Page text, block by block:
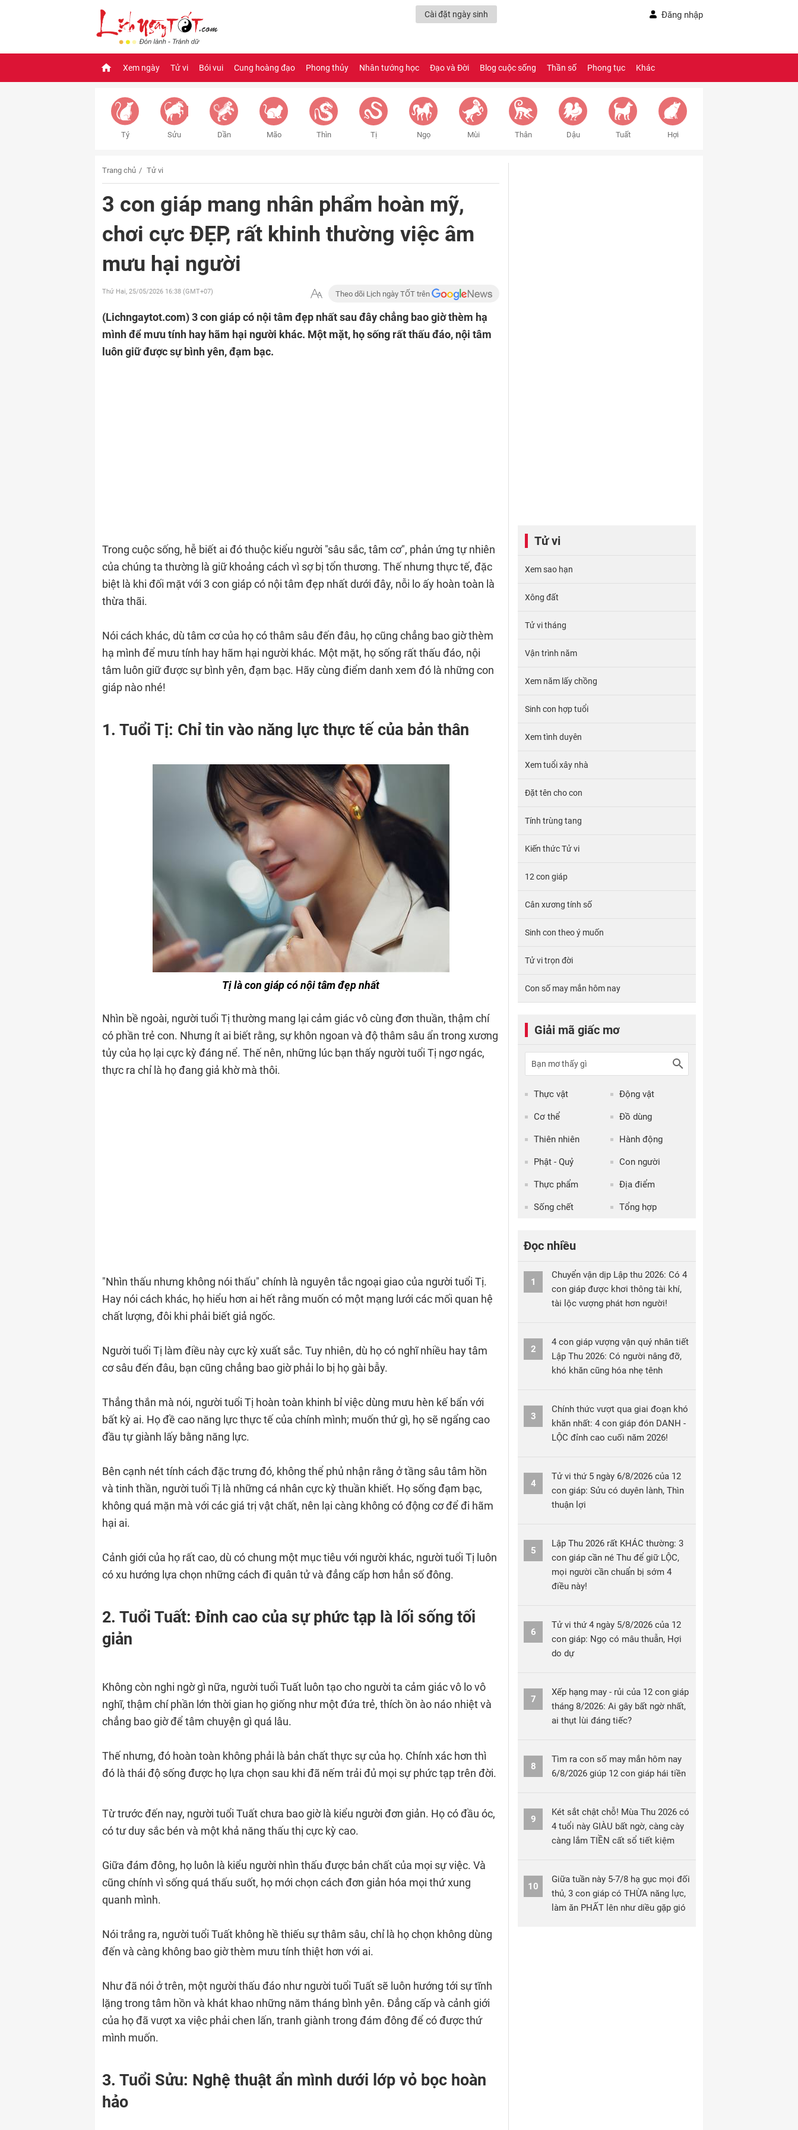
Cài đặt ngày sinh Đăng nhập
Xem ngày Tử vi Bói vui Cung hoàng đạo Phong thủy Nhân tướng học Đạo và Đời Blog cuộc sống Thần số Phong tục Khác
Tý Sửu Dần Mão Thìn Tị Ngọ Mùi Thân Dậu Tuất Hợi
Trang chủ Tử vi
3 con giáp mang nhân phẩm hoàn mỹ,
chơi cực ĐẸP, rất khinh thường việc âm
mưu hại người
Thứ Hai, 25/05/2026 16:38 (GMT+07) Theo dõi Lịch ngày TỐT trên
(Lichngaytot.com)3 con giáp có nội tâm đẹp nhất sau đây chẳng bao giờ thèm hạ
mình để mưu tính hay hãm hại người khác. Một mặt, họ sống rất thấu đáo, nội tâm
luôn giữ được sự bình yên, đạm bạc.
Trong cuộc sống, hễ biết ai đó thuộc kiểu người "sâu sắc, tâm cơ", phản ứng tự nhiên
của chúng ta thường là giữ khoảng cách vì sợ bị tổn thương. Thế nhưng thực tế, đặc
biệt là khi đối mặt với 3 con giáp có nội tâm đẹp nhất dưới đây, nỗi lo ấy hoàn toàn là
thừa thãi.
Nói cách khác, dù tâm cơ của họ có thâm sâu đến đâu, họ cũng chẳng bao giờ thèm
hạ mình để mưu tính hay hãm hại người khác. Một mặt, họ sống rất thấu đáo, nội
tâm luôn giữ được sự bình yên, đạm bạc. Hãy cùng điểm danh xem đó là những con
giáp nào nhé!
1. Tuổi Tị: Chỉ tin vào năng lực thực tế của bản thân
Tị là con giáp có nội tâm đẹp nhất
Nhìn bề ngoài, người tuổi Tị thường mang lại cảm giác vô cùng đơn thuần, thậm chí
có phần trẻ con. Nhưng ít ai biết rằng, sự khôn ngoan và độ thâm sâu ẩn trong xương
tủy của họ lại cực kỳ đáng nể. Thế nên, những lúc bạn thấy người tuổi Tị ngơ ngác,
thực ra chỉ là họ đang giả khờ mà thôi.
"Nhìn thấu nhưng không nói thấu" chính là nguyên tắc ngoại giao của người tuổi Tị.
Hay nói cách khác, họ hiểu hơn ai hết rằng muốn có một mạng lưới các mối quan hệ
chất lượng, đôi khi phải biết giả ngốc.
Người tuổi Tị làm điều này cực kỳ xuất sắc. Tuy nhiên, dù họ có nghĩ nhiều hay tâm
cơ sâu đến đâu, bạn cũng chẳng bao giờ phải lo bị họ gài bẫy.
Thẳng thắn mà nói, người tuổi Tị hoàn toàn khinh bỉ việc dùng mưu hèn kế bẩn với
bất kỳ ai. Họ đề cao năng lực thực tế của chính mình; muốn thứ gì, họ sẽ ngẩng cao
đầu tự giành lấy bằng năng lực.
Bên cạnh nét tính cách đặc trưng đó, không thể phủ nhận rằng ở tầng sâu tâm hồn
và tinh thần, người tuổi Tị là những cá nhân cực kỳ thuần khiết. Họ sống đạm bạc,
không quá mặn mà với các giá trị vật chất, nên lại càng không có động cơ để đi hãm
hại ai.
Cảnh giới của họ rất cao, dù có chung một mục tiêu với người khác, người tuổi Tị luôn
có xu hướng lựa chọn những cách đi quân tử và đẳng cấp hơn hẳn số đông.
2. Tuổi Tuất: Đỉnh cao của sự phức tạp là lối sống tối
giản
Không còn nghi ngờ gì nữa, người tuổi Tuất luôn tạo cho người ta cảm giác vô lo vô
nghĩ, thậm chí phần lớn thời gian họ giống như một đứa trẻ, thích ồn ào náo nhiệt và
chẳng bao giờ để tâm chuyện gì quá lâu.
Thế nhưng, đó hoàn toàn không phải là bản chất thực sự của họ. Chính xác hơn thì
đó là thái độ sống được họ lựa chọn sau khi đã nếm trải đủ mọi sự phức tạp trên đời.
Từ trước đến nay, người tuổi Tuất chưa bao giờ là kiểu người đơn giản. Họ có đầu óc,
có tư duy sắc bén và một khả năng thấu thị cực kỳ cao.
Giữa đám đông, họ luôn là kiểu người nhìn thấu được bản chất của mọi sự việc. Và
cũng chính vì sống quá thấu suốt, họ mới chọn cách đơn giản hóa mọi thứ xung
quanh mình.
Nói trắng ra, người tuổi Tuất không hề thiếu sự thâm sâu, chỉ là họ chọn không dùng
đến và càng không bao giờ thèm mưu tính thiệt hơn với ai.
Như đã nói ở trên, một người thấu đáo như người tuổi Tuất sẽ luôn hướng tới sự tĩnh
lặng trong tâm hồn và khát khao những năm tháng bình yên. Đẳng cấp và cảnh giới
của họ đã vượt xa việc phải chen lấn, tranh giành trong đám đông để có được thứ
mình muốn.
3. Tuổi Sửu: Nghệ thuật ẩn mình dưới lớp vỏ bọc hoàn
hảo
Tử vi
Xem sao hạn
Xông đất
Tử vi tháng
Vận trình năm
Xem năm lấy chồng
Sinh con hợp tuổi
Xem tình duyên
Xem tuổi xây nhà
Đặt tên cho con
Tính trùng tang
Kiến thức Tử vi
12 con giáp
Cân xương tính số
Sinh con theo ý muốn
Tử vi trọn đời
Con số may mắn hôm nay
Giải mã giấc mơ
Thực vật Động vật
Cơ thể Đồ dùng
Thiên nhiên Hành động
Phật - Quỷ Con người
Thực phẩm Địa điểm
Sống chết Tổng hợp
Đọc nhiều
1
Chuyển vận dịp Lập thu 2026: Có 4
con giáp được khơi thông tài khí,
tài lộc vượng phát hơn người!
2
4 con giáp vượng vận quý nhân tiết
Lập Thu 2026: Có người nâng đỡ,
khó khăn cũng hóa nhẹ tênh
3
Chính thức vượt qua giai đoạn khó
khăn nhất: 4 con giáp đón DANH -
LỘC đỉnh cao cuối năm 2026!
4
Tử vi thứ 5 ngày 6/8/2026 của 12
con giáp: Sửu có duyên lành, Thìn
thuận lợi
5
Lập Thu 2026 rất KHÁC thường: 3
con giáp cần né Thu để giữ LỘC,
mọi người cần chuẩn bị sớm 4
điều này!
6
Tử vi thứ 4 ngày 5/8/2026 của 12
con giáp: Ngọ có mâu thuẫn, Hợi
do dự
7
Xếp hạng may - rủi của 12 con giáp
tháng 8/2026: Ai gây bất ngờ nhất,
ai thụt lùi đáng tiếc?
8
Tìm ra con số may mắn hôm nay
6/8/2026 giúp 12 con giáp hái tiền
9
Két sắt chật chỗ! Mùa Thu 2026 có
4 tuổi này GIÀU bất ngờ, càng cày
càng lắm TIỀN cất sổ tiết kiệm
10
Giữa tuần này 5-7/8 hạ gục mọi đối
thủ, 3 con giáp có THỪA năng lực,
làm ăn PHẤT lên như diều gặp gió